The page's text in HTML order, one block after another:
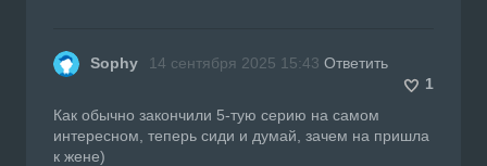
Sophy 14 сентября 2025 15:43 Ответить
1
Как обычно закончили 5-тую серию на самом
интересном, теперь сиди и думай, зачем на пришла
к жене)